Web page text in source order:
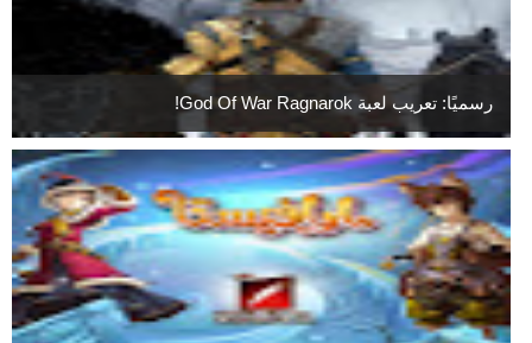
رسميًا: تعريب لعبة God Of War Ragnarok!